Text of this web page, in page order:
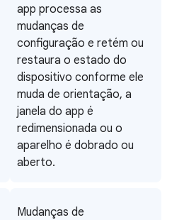
app processa as
mudanças de
configuração e retém ou
restaura o estado do
dispositivo conforme ele
muda de orientação, a
janela do app é
redimensionada ou o
aparelho é dobrado ou
aberto.
Mudanças de